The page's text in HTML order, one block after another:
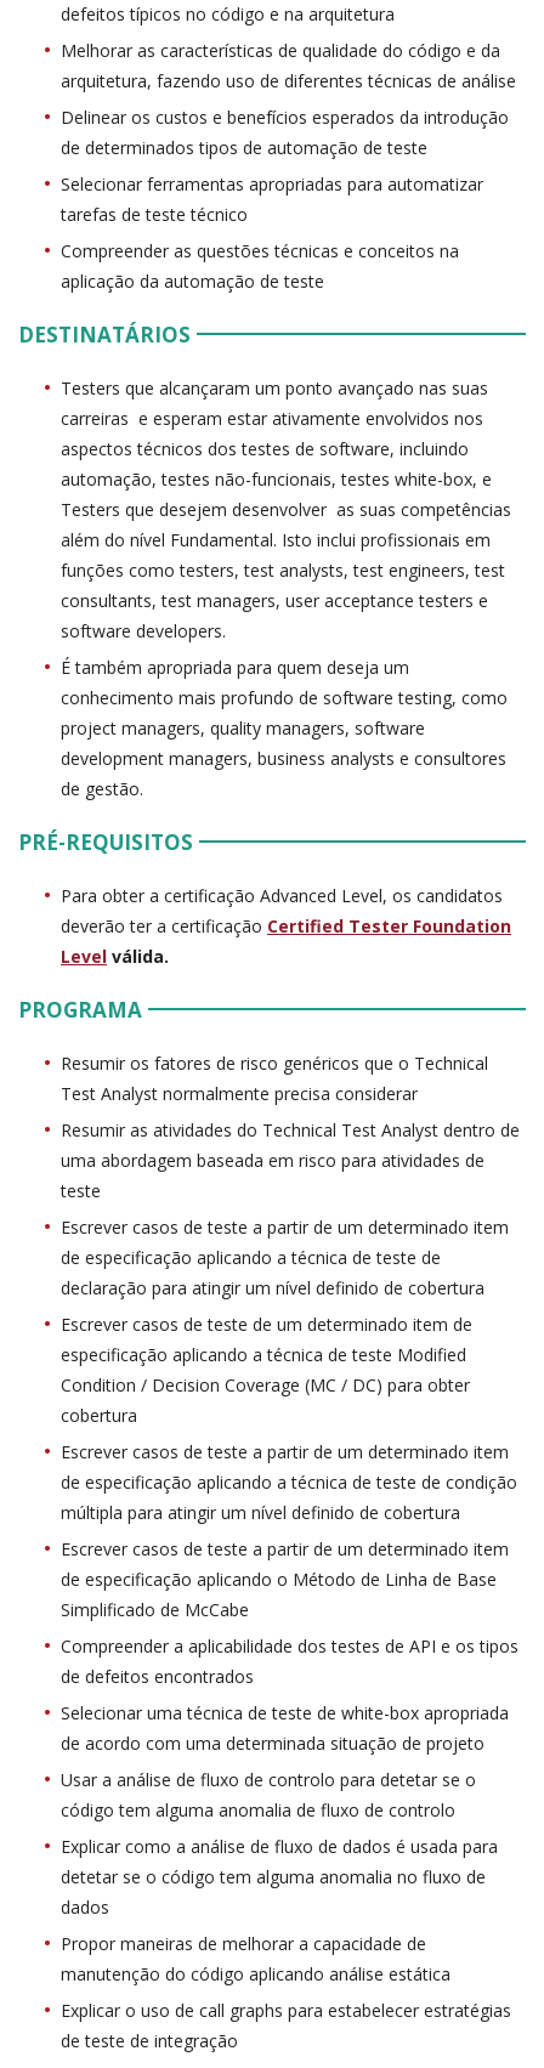
defeitos típicos no código e na arquitetura
Melhorar as características de qualidade do código e da
arquitetura, fazendo uso de diferentes técnicas de análise
Delinear os custos e benefícios esperados da introdução
de determinados tipos de automação de teste
Selecionar ferramentas apropriadas para automatizar
tarefas de teste técnico
Compreender as questões técnicas e conceitos na
aplicação da automação de teste
DESTINATÁRIOS
Testers que alcançaram um ponto avançado nas suas
carreiras e esperam estar ativamente envolvidos nos
aspectos técnicos dos testes de software, incluindo
automação, testes não-funcionais, testes white-box, e
Testers que desejem desenvolver as suas competências
além do nível Fundamental. Isto inclui profissionais em
funções como testers, test analysts, test engineers, test
consultants, test managers, user acceptance testers e
software developers.
É também apropriada para quem deseja um
conhecimento mais profundo de software testing, como
project managers, quality managers, software
development managers, business analysts e consultores
de gestão.
PRÉ-REQUISITOS
Para obter a certificação Advanced Level, os candidatos
deverão ter a certificação Certified Tester Foundation
Level válida.
PROGRAMA
Resumir os fatores de risco genéricos que o Technical
Test Analyst normalmente precisa considerar
Resumir as atividades do Technical Test Analyst dentro de
uma abordagem baseada em risco para atividades de
teste
Escrever casos de teste a partir de um determinado item
de especificação aplicando a técnica de teste de
declaração para atingir um nível definido de cobertura
Escrever casos de teste de um determinado item de
especificação aplicando a técnica de teste Modified
Condition / Decision Coverage (MC / DC) para obter
cobertura
Escrever casos de teste a partir de um determinado item
de especificação aplicando a técnica de teste de condição
múltipla para atingir um nível definido de cobertura
Escrever casos de teste a partir de um determinado item
de especificação aplicando o Método de Linha de Base
Simplificado de McCabe
Compreender a aplicabilidade dos testes de API e os tipos
de defeitos encontrados
Selecionar uma técnica de teste de white-box apropriada
de acordo com uma determinada situação de projeto
Usar a análise de fluxo de controlo para detetar se o
código tem alguma anomalia de fluxo de controlo
Explicar como a análise de fluxo de dados é usada para
detetar se o código tem alguma anomalia no fluxo de
dados
Propor maneiras de melhorar a capacidade de
manutenção do código aplicando análise estática
Explicar o uso de call graphs para estabelecer estratégias
de teste de integração